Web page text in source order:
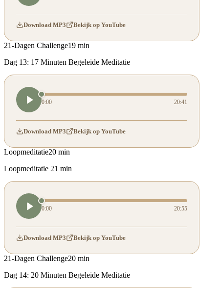
Download MP3 Bekijk op YouTube
21-Dagen Challenge19 min
Dag 13: 17 Minuten Begeleide Meditatie
0:00 20:41
Download MP3 Bekijk op YouTube
Loopmeditatie20 min
Loopmeditatie 21 min
0:00 20:55
Download MP3 Bekijk op YouTube
21-Dagen Challenge20 min
Dag 14: 20 Minuten Begeleide Meditatie